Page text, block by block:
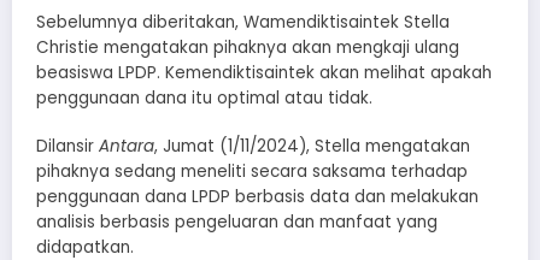
Sebelumnya diberitakan, Wamendiktisaintek Stella
Christie mengatakan pihaknya akan mengkaji ulang
beasiswa LPDP. Kemendiktisaintek akan melihat apakah
penggunaan dana itu optimal atau tidak.
Dilansir Antara, Jumat (1/11/2024), Stella mengatakan
pihaknya sedang meneliti secara saksama terhadap
penggunaan dana LPDP berbasis data dan melakukan
analisis berbasis pengeluaran dan manfaat yang
didapatkan.